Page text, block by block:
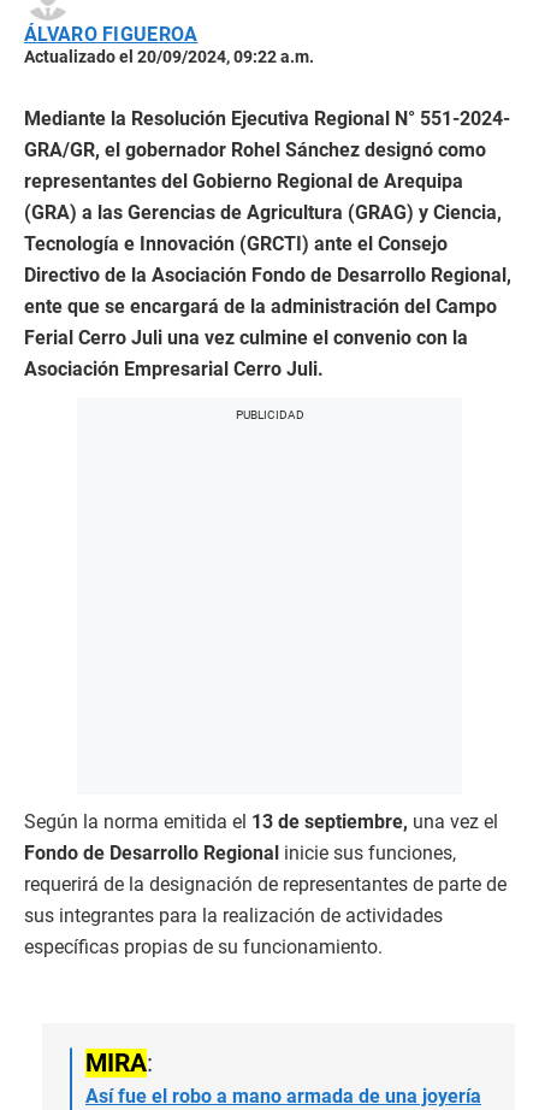
ÁLVARO FIGUEROA
Actualizado el 20/09/2024, 09:22 a.m.
Mediante la Resolución Ejecutiva Regional N° 551-2024-
GRA/GR, el gobernador Rohel Sánchez designó como
representantes del Gobierno Regional de Arequipa
(GRA) a las Gerencias de Agricultura (GRAG) y Ciencia,
Tecnología e Innovación (GRCTI) ante el Consejo
Directivo de la Asociación Fondo de Desarrollo Regional,
ente que se encargará de la administración del Campo
Ferial Cerro Juli una vez culmine el convenio con la
Asociación Empresarial Cerro Juli.
Según la norma emitida el 13 de septiembre, una vez el
Fondo de Desarrollo Regional inicie sus funciones,
requerirá de la designación de representantes de parte de
sus integrantes para la realización de actividades
específicas propias de su funcionamiento.
MIRA:
Así fue el robo a mano armada de una joyería